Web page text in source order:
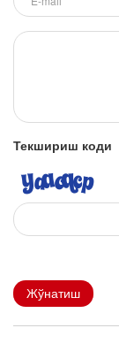
Текшириш коди
Жўнатиш